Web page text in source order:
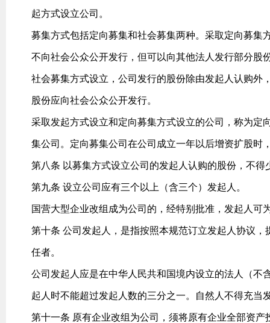
起方式设立公司。
募集方式包括定向募集和社会募集两种。采取定向募集
不向社会公众公开发行，但可以向其他法人发行部分股
社会募集方式设立，公司发行的股份除由发起人认购外
股份应向社会公众公开发行。
采取发起方式设立和定向募集方式设立的公司，称为定
集公司。定向募集公司在公司成立一年以后增资扩股时
第八条 以募集方式设立公司的发起人认购的股份，不
第九条 设立公司应有三个以上（含三个）发起人。
国营大型企业改组成为公司的，经特别批准，发起人
第十条 公司发起人，是指按照本规范订立发起人协议
任者。
公司发起人应是在中华人民共和国境内设立的法人（不
起人时不能超过发起人数的三分之一。自然人不得充当
第十一条 原有企业改组为公司，须将原有企业全部资